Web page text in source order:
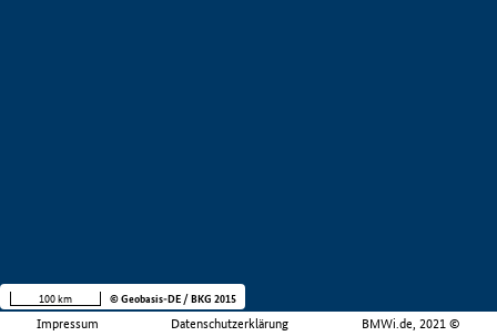
Impressum Datenschutzerklärung BMWi.de, 2021 ©
100 km © Geobasis-DE / BKG 2015